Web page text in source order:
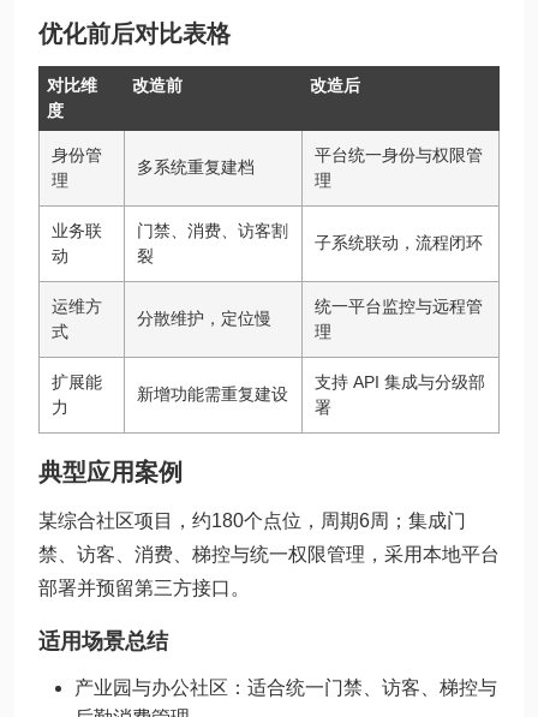
优化前后对比表格
对比维
度
改造前 改造后
身份管
理
多系统重复建档
平台统一身份与权限管
理
业务联
动
门禁、消费、访客割
裂
子系统联动，流程闭环
运维方
式
分散维护，定位慢
统一平台监控与远程管
理
扩展能
力
新增功能需重复建设
支持 API 集成与分级部
署
典型应用案例
某综合社区项目，约180个点位，周期6周；集成门
禁、访客、消费、梯控与统一权限管理，采用本地平台
部署并预留第三方接口。
适用场景总结
产业园与办公社区：适合统一门禁、访客、梯控与